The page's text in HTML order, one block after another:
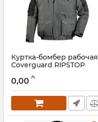
Куртка-бомбер рабочая
Coverguard RIPSTOP
Артикул:
0,00 ₼